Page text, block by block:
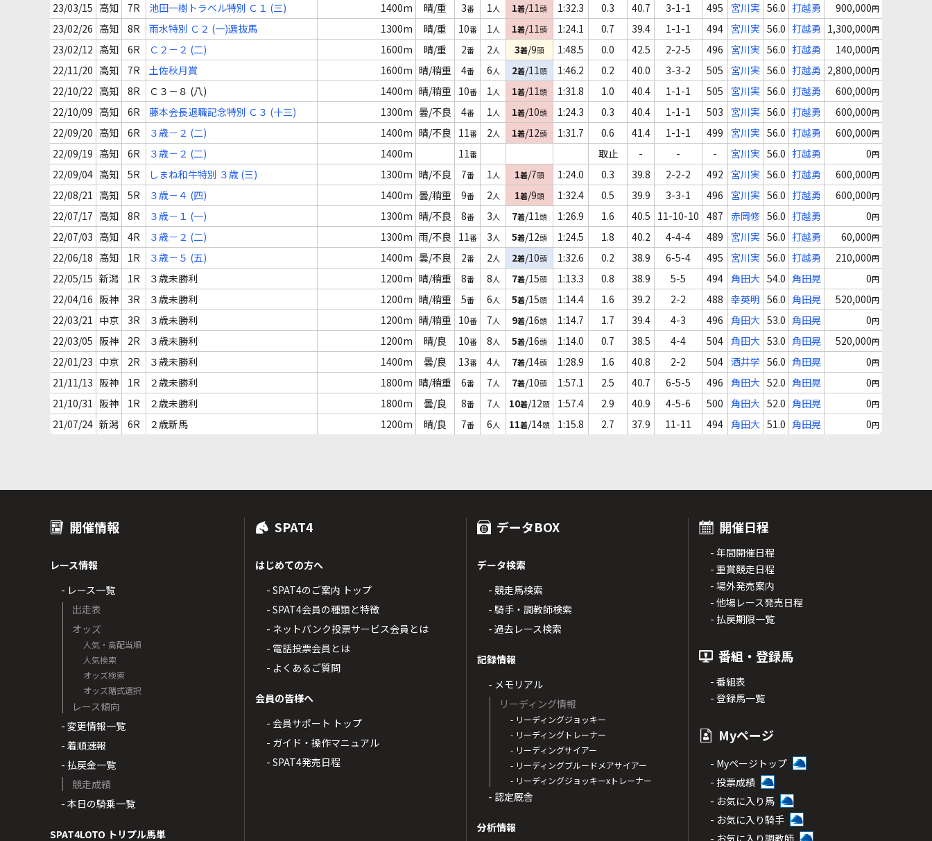
23/03/15 高知 7R 池田一樹トラベル特別 Ｃ１ (三) 1400m 晴/重 3番 1人 1着/11頭 1:32.3 0.3 40.7 3-1-1 495 宮川実 56.0 打越勇 900,000円
23/02/26 高知 8R 雨水特別 Ｃ２ (一)選抜馬 1300m 晴/重 10番 1人 1着/11頭 1:24.1 0.7 39.4 1-1-1 494 宮川実 56.0 打越勇 1,300,000円
23/02/12 高知 6R Ｃ２－２ (二) 1600m 晴/重 2番 2人 3着/9頭 1:48.5 0.0 42.5 2-2-5 496 宮川実 56.0 打越勇 140,000円
22/11/20 高知 7R 土佐秋月賞 1600m 晴/稍重 4番 6人 2着/11頭 1:46.2 0.2 40.0 3-3-2 505 宮川実 56.0 打越勇 2,800,000円
22/10/22 高知 8R Ｃ３－８ (八) 1400m 晴/稍重 10番 1人 1着/11頭 1:31.8 1.0 40.4 1-1-1 505 宮川実 56.0 打越勇 600,000円
22/10/09 高知 6R 藤本会長退職記念特別 Ｃ３ (十三) 1300m 曇/不良 4番 1人 1着/10頭 1:24.3 0.3 40.4 1-1-1 503 宮川実 56.0 打越勇 600,000円
22/09/20 高知 6R ３歳－２ (二) 1400m 晴/不良 11番 2人 1着/12頭 1:31.7 0.6 41.4 1-1-1 499 宮川実 56.0 打越勇 600,000円
22/09/19 高知 6R ３歳－２ (二) 1400m 11番 取止 - - - 宮川実 56.0 打越勇 0円
22/09/04 高知 5R しまね和牛特別 ３歳 (三) 1300m 晴/不良 7番 1人 1着/7頭 1:24.0 0.3 39.8 2-2-2 492 宮川実 56.0 打越勇 600,000円
22/08/21 高知 5R ３歳－４ (四) 1400m 曇/稍重 9番 2人 1着/9頭 1:32.4 0.5 39.9 3-3-1 496 宮川実 56.0 打越勇 600,000円
22/07/17 高知 8R ３歳－１ (一) 1300m 晴/不良 8番 3人 7着/11頭 1:26.9 1.6 40.5 11-10-10 487 赤岡修 56.0 打越勇 0円
22/07/03 高知 4R ３歳－２ (二) 1300m 雨/不良 11番 3人 5着/12頭 1:24.5 1.8 40.2 4-4-4 489 宮川実 56.0 打越勇 60,000円
22/06/18 高知 1R ３歳－５ (五) 1400m 曇/不良 2番 2人 2着/10頭 1:32.6 0.2 38.9 6-5-4 495 宮川実 56.0 打越勇 210,000円
22/05/15 新潟 1R ３歳未勝利 1200m 晴/稍重 8番 8人 7着/15頭 1:13.3 0.8 38.9 5-5 494 角田大 54.0 角田晃 0円
22/04/16 阪神 3R ３歳未勝利 1200m 晴/稍重 5番 6人 5着/15頭 1:14.4 1.6 39.2 2-2 488 幸英明 56.0 角田晃 520,000円
22/03/21 中京 3R ３歳未勝利 1200m 晴/稍重 10番 7人 9着/16頭 1:14.7 1.7 39.4 4-3 496 角田大 53.0 角田晃 0円
22/03/05 阪神 2R ３歳未勝利 1200m 晴/良 10番 8人 5着/16頭 1:14.0 0.7 38.5 4-4 504 角田大 53.0 角田晃 520,000円
22/01/23 中京 2R ３歳未勝利 1400m 曇/良 13番 4人 7着/14頭 1:28.9 1.6 40.8 2-2 504 酒井学 56.0 角田晃 0円
21/11/13 阪神 1R ２歳未勝利 1800m 晴/稍重 6番 7人 7着/10頭 1:57.1 2.5 40.7 6-5-5 496 角田大 52.0 角田晃 0円
21/10/31 阪神 1R ２歳未勝利 1800m 曇/良 8番 7人 10着/12頭 1:57.4 2.9 40.9 4-5-6 500 角田大 52.0 角田晃 0円
21/07/24 新潟 6R ２歳新馬 1200m 晴/良 7番 6人 11着/14頭 1:15.8 2.7 37.9 11-11 494 角田大 51.0 角田晃 0円
開催情報
レース情報
- レース一覧
出走表
オッズ
人気・高配当順
人気検索
オッズ検索
オッズ賭式選択
レース傾向
- 変更情報一覧
- 着順速報
- 払戻金一覧
競走成績
- 本日の騎乗一覧
SPAT4LOTO トリプル馬単
SPAT4
はじめての方へ
- SPAT4のご案内 トップ
- SPAT4会員の種類と特徴
- ネットバンク投票サービス会員とは
- 電話投票会員とは
- よくあるご質問
会員の皆様へ
- 会員サポート トップ
- ガイド・操作マニュアル
- SPAT4発売日程
データBOX
データ検索
- 競走馬検索
- 騎手・調教師検索
- 過去レース検索
記録情報
- メモリアル
リーディング情報
- リーディングジョッキー
- リーディングトレーナー
- リーディングサイアー
- リーディングブルードメアサイアー
- リーディングジョッキーxトレーナー
- 認定厩舎
分析情報
開催日程
- 年間開催日程
- 重賞競走日程
- 場外発売案内
- 他場レース発売日程
- 払戻期限一覧
番組・登録馬
- 番組表
- 登録馬一覧
Myページ
- Myページトップ
- 投票成績
- お気に入り馬
- お気に入り騎手
- お気に入り調教師